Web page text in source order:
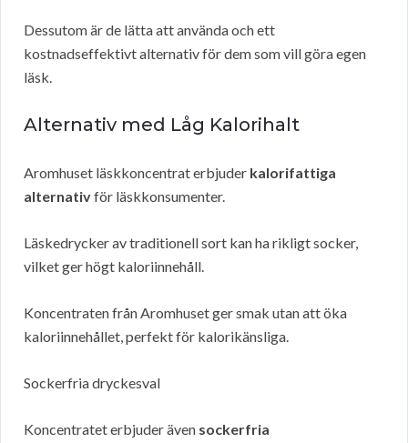
Dessutom är de lätta att använda och ett
kostnadseffektivt alternativ för dem som vill göra egen
läsk.
Alternativ med Låg Kalorihalt
Aromhuset läskkoncentrat erbjuder kalorifattiga
alternativför läskkonsumenter.
Läskedrycker av traditionell sort kan ha rikligt socker,
vilket ger högt kaloriinnehåll.
Koncentraten från Aromhuset ger smak utan att öka
kaloriinnehållet, perfekt för kalorikänsliga.
Sockerfria dryckesval
Koncentratet erbjuder även sockerfria